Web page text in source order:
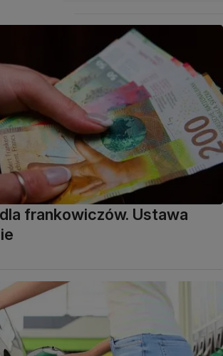
frankowiczów. Ustawa